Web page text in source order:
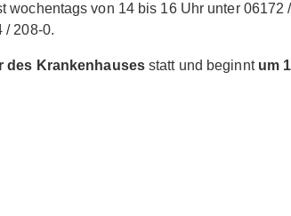
wochentags von 14 bis 16 Uhr unter 06172
/ 208-0.
des Krankenhausesstatt und beginnt um